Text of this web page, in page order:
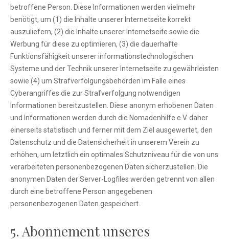
betroffene Person. Diese Informationen werden vielmehr
benötigt, um (1) die Inhalte unserer Internetseite korrekt
auszuliefern, (2) die Inhalte unserer Internetseite sowie die
Werbung für diese zu optimieren, (3) die dauerhafte
Funktionsfähigkeit unserer informationstechnologischen
Systeme und der Technik unserer Internetseite zu gewährleisten
sowie (4) um Strafverfolgungsbehörden im Falle eines
Cyberangriffes die zur Strafverfolgung notwendigen
Informationen bereitzustellen. Diese anonym erhobenen Daten
und Informationen werden durch die Nomadenhilfe e.V. daher
einerseits statistisch und ferner mit dem Ziel ausgewertet, den
Datenschutz und die Datensicherheit in unserem Verein zu
erhöhen, um letztlich ein optimales Schutzniveau für die von uns
verarbeiteten personenbezogenen Daten sicherzustellen. Die
anonymen Daten der Server-Logfiles werden getrennt von allen
durch eine betroffene Person angegebenen
personenbezogenen Daten gespeichert.
5. Abonnement unseres